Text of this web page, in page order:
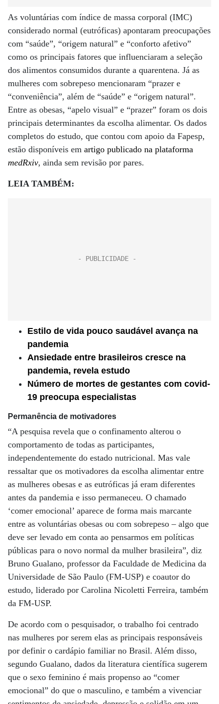
As voluntárias com índice de massa corporal (IMC)
considerado normal (eutróficas) apontaram preocupações
com “saúde”, “origem natural” e “conforto afetivo”
como os principais fatores que influenciaram a seleção
dos alimentos consumidos durante a quarentena. Já as
mulheres com sobrepeso mencionaram “prazer e
“conveniência”, além de “saúde” e “origem natural”.
Entre as obesas, “apelo visual” e “prazer” foram os dois
principais determinantes da escolha alimentar. Os dados
completos do estudo, que contou com apoio da Fapesp,
estão disponíveis em artigo publicado na plataforma
medRxiv, ainda sem revisão por pares.
LEIA TAMBÉM:
Estilo de vida pouco saudável avança na
pandemia
Ansiedade entre brasileiros cresce na
pandemia, revela estudo
Número de mortes de gestantes com covid-
19 preocupa especialistas
Permanência de motivadores
“A pesquisa revela que o confinamento alterou o
comportamento de todas as participantes,
independentemente do estado nutricional. Mas vale
ressaltar que os motivadores da escolha alimentar entre
as mulheres obesas e as eutróficas já eram diferentes
antes da pandemia e isso permaneceu. O chamado
‘comer emocional’ aparece de forma mais marcante
entre as voluntárias obesas ou com sobrepeso – algo que
deve ser levado em conta ao pensarmos em políticas
públicas para o novo normal da mulher brasileira”, diz
Bruno Gualano, professor da Faculdade de Medicina da
Universidade de São Paulo (FM-USP) e coautor do
estudo, liderado por Carolina Nicoletti Ferreira, também
da FM-USP.
De acordo com o pesquisador, o trabalho foi centrado
nas mulheres por serem elas as principais responsáveis
por definir o cardápio familiar no Brasil. Além disso,
segundo Gualano, dados da literatura científica sugerem
que o sexo feminino é mais propenso ao “comer
emocional” do que o masculino, e também a vivenciar